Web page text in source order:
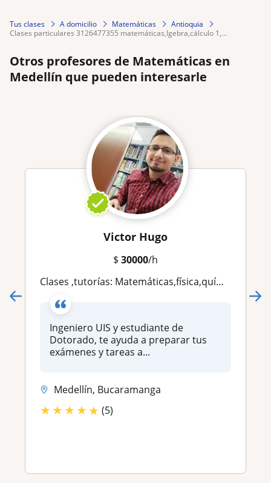
Tus clases A domicilio Matemáticas
Antioquia
clases particulares 3126477355 matemáticas,lgebra,cálculo 1,...
Otros profesores de Matemáticas en
Medellín que pueden interesarle
Victor Hugo
$ 30000/h
Clases ,tutorías: Matemáticas,física,química,cálculo,álgebra,estadística,matemática financiera
Ingeniero UIS y estudiante de
Dotorado, te ayuda a preparar tus
exámenes y tareas a...
Medellín, Bucaramanga
★★★★★ (5)